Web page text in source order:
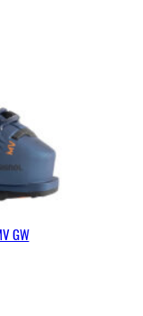
GW